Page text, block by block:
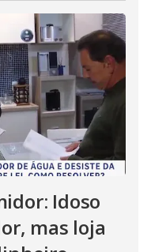
Idoso
mas loja